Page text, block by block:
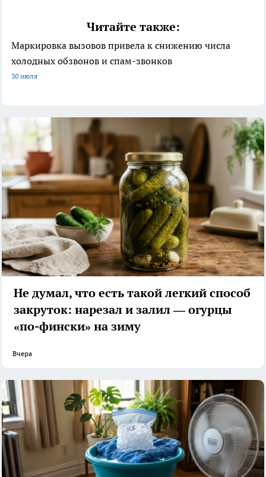
Читайте также:
Маркировка вызовов привела к снижению числа
холодных обзвонов и спам-звонков
30 июля
Не думал, что есть такой легкий способ
закруток: нарезал и залил — огурцы
«по-фински» на зиму
Вчера